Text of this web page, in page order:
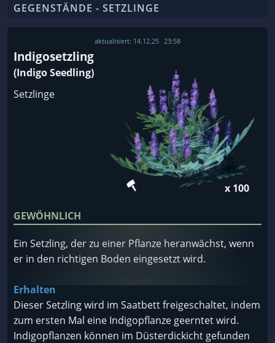
GEGENSTÄNDE - SETZLINGE
aktualisiert: 14.12.25 23:58
Indigosetzling
(Indigo Seedling)
Setzlinge
x 100
GEWÖHNLICH
Ein Setzling, der zu einer Pflanze heranwächst, wenn
er in den richtigen Boden eingesetzt wird.
Erhalten
Dieser Setzling wird im Saatbett freigeschaltet, indem
zum ersten Mal eine Indigopflanze geerntet wird.
Indigopflanzen können im Düsterdickicht gefunden